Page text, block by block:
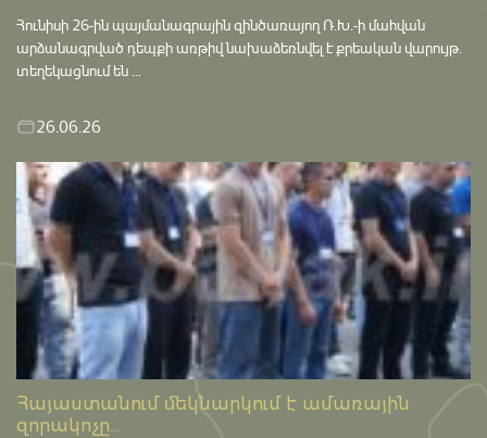
Հունիսի 26-ին պայմանագրային զինծառայող Ռ.Խ.-ի մահվան
արձանագրված դեպքի առթիվ նախաձեռնվել է քրեական վարույթ․
տեղեկացնում են ...
26.06.26
Հայաստանում մեկնարկում է ամառային
զորակոչը...